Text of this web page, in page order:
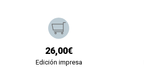
26,00€
Edición impresa